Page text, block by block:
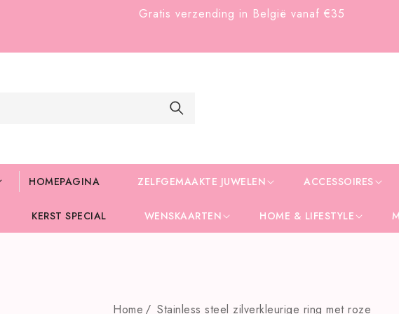
Gratis verzending in België vanaf €35
HOMEPAGINA ZELFGEMAAKTE JUWELEN ACCESSOIRES
KERST SPECIAL WENSKAARTEN HOME & LIFESTYLE
Home Stainless steel zilverkleurige ring met roze